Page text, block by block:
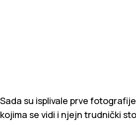
Sada su isplivale prve
kojima se vidi i njejn trudnički